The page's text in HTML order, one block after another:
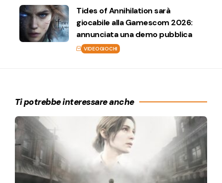
Tides of Annihilation sarà
giocabile alla Gamescom 2026:
annunciata una demo pubblica
VIDEOGIOCHI
Ti potrebbe interessare anche